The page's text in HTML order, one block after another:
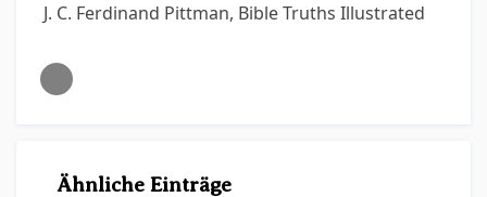
J. C. Ferdinand Pittman, Bible Truths Illustrated
Ähnliche Einträge